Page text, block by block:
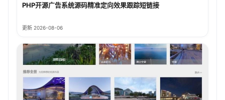
PHP开源广告系统源码精准定向效果跟踪短链接
更新 2026-08-06